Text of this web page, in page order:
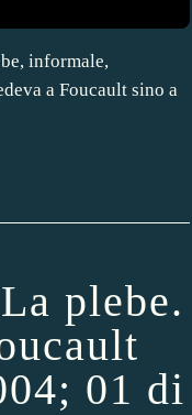
informale,
a Foucault sino a
plebe.
01 di